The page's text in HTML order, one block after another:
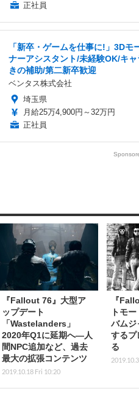
正社員
「新卒・ゲームを仕事に!」3Dモ
ナーアシスタント/未経験OK/キ
きの補助/第二新卒歓迎
ベンタス株式会社
埼玉県
月給25万4,900円～32万円
正社員
『Fallout 76』大型ア
ップデート
「Wastelanders」
2020年Q1に延期へ―人
間NPC追加など、過去
最大の拡張コンテンツ
2019.10.18 Fri 10:20
『
トモ
バムジ
するプ
る